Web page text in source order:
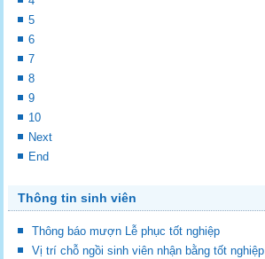
5
6
7
8
9
10
Next
End
Thông tin sinh viên
Thông báo mượn Lễ phục tốt nghiệp
Vị trí chỗ ngồi sinh viên nhận bằng tốt nghiệp